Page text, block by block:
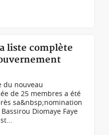
liste complète
du nouveau
de 25 membres a été
sa&nbsp;nomination
Diomaye Faye